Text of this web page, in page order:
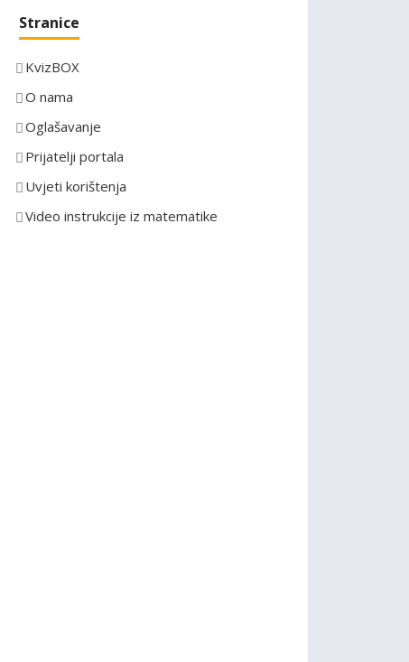
t
g
o
i
j
e
Stranice
KvizBOX
O nama
Oglašavanje
Prijatelji portala
Uvjeti korištenja
Video instrukcije iz matematike